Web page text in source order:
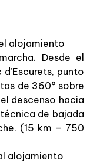
alojamiento
Desde el
punto
de 360° sobre
descenso hacia
de bajada
(15 km – 750
alojamiento